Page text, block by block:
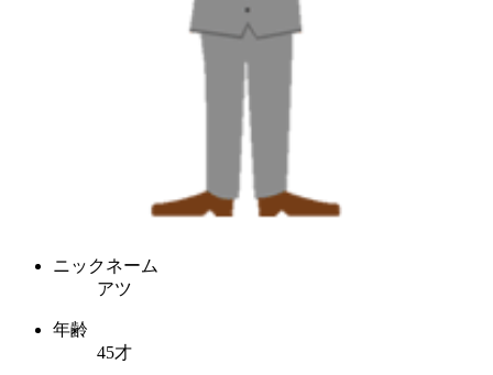
ニックネーム
アツ
年齢
45才